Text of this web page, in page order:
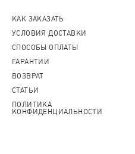
КАК ЗАКАЗАТЬ
УСЛОВИЯ ДОСТАВКИ
СПОСОБЫ ОПЛАТЫ
ГАРАНТИИ
ВОЗВРАТ
СТАТЬИ
ПОЛИТИКА
КОНФИДЕНЦИАЛЬНОСТИ